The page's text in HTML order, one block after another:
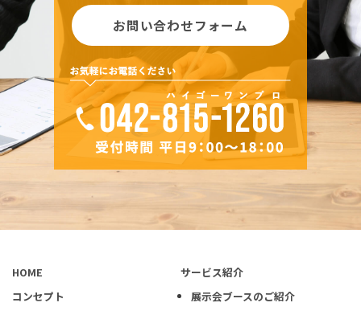
お問い合わせフォーム
HOME
コンセプト
サービス紹介
展示会ブースのご紹介